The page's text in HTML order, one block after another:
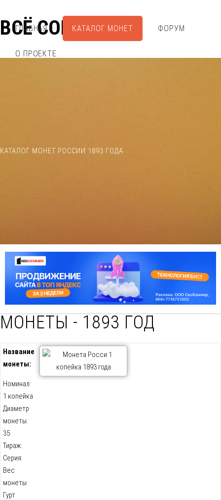
ВСЁ СОБРАЛ
ГЛАВНАЯ КАТАЛОГ МОНЕТ ФОРУМ
О ПРОЕКТЕ
КАТАЛОГ МОНЕТ РОССИИ 1893 ГОДА
МОНЕТЫ - 1893 ГОД
Название
монеты:
Номинал:
1 копейка
Диаметр
монеты:
35
Тираж:
Серия:
Вес
монеты:
Гурт